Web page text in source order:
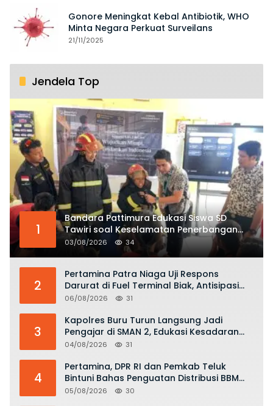
Gonore Meningkat Kebal Antibiotik, WHO
Minta Negara Perkuat Surveilans
21/11/2025
Jendela Top
1
Bandara Pattimura Edukasi Siswa SD
Tawiri soal Keselamatan Penerbangan
dan Bahaya Bermain Layang-layang di
KKOP
03/08/2026 34
2
Pertamina Patra Niaga Uji Respons
Darurat di Fuel Terminal Biak, Antisipasi
Risiko Kebakaran dan Tumpahan BBM
06/08/2026 31
3
Kapolres Buru Turun Langsung Jadi
Pengajar di SMAN 2, Edukasi Kesadaran
Hukum dan Stop Kekerasan
04/08/2026 31
4
Pertamina, DPR RI dan Pemkab Teluk
Bintuni Bahas Penguatan Distribusi BBM
dan LPG
05/08/2026 30